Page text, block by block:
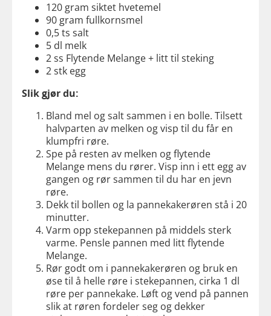
120 gram siktet hvetemel
90 gram fullkornsmel
0,5 ts salt
5 dl melk
2 ss Flytende Melange + litt til steking
2 stk egg
Slik gjør du:
Bland mel og salt sammen i en bolle. Tilsett
halvparten av melken og visp til du får en
klumpfri røre.
Spe på resten av melken og flytende
Melange mens du rører. Visp inn i ett egg av
gangen og rør sammen til du har en jevn
røre.
Dekk til bollen og la pannekakerøren stå i 20
minutter.
Varm opp stekepannen på middels sterk
varme. Pensle pannen med litt flytende
Melange.
Rør godt om i pannekakerøren og bruk en
øse til å helle røre i stekepannen, cirka 1 dl
røre per pannekake. Løft og vend på pannen
slik at røren fordeler seg og dekker